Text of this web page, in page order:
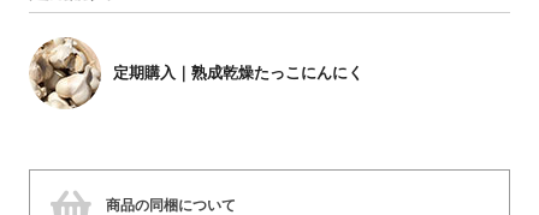
定期購入｜熟成乾燥たっこにんにく
商品の同梱について